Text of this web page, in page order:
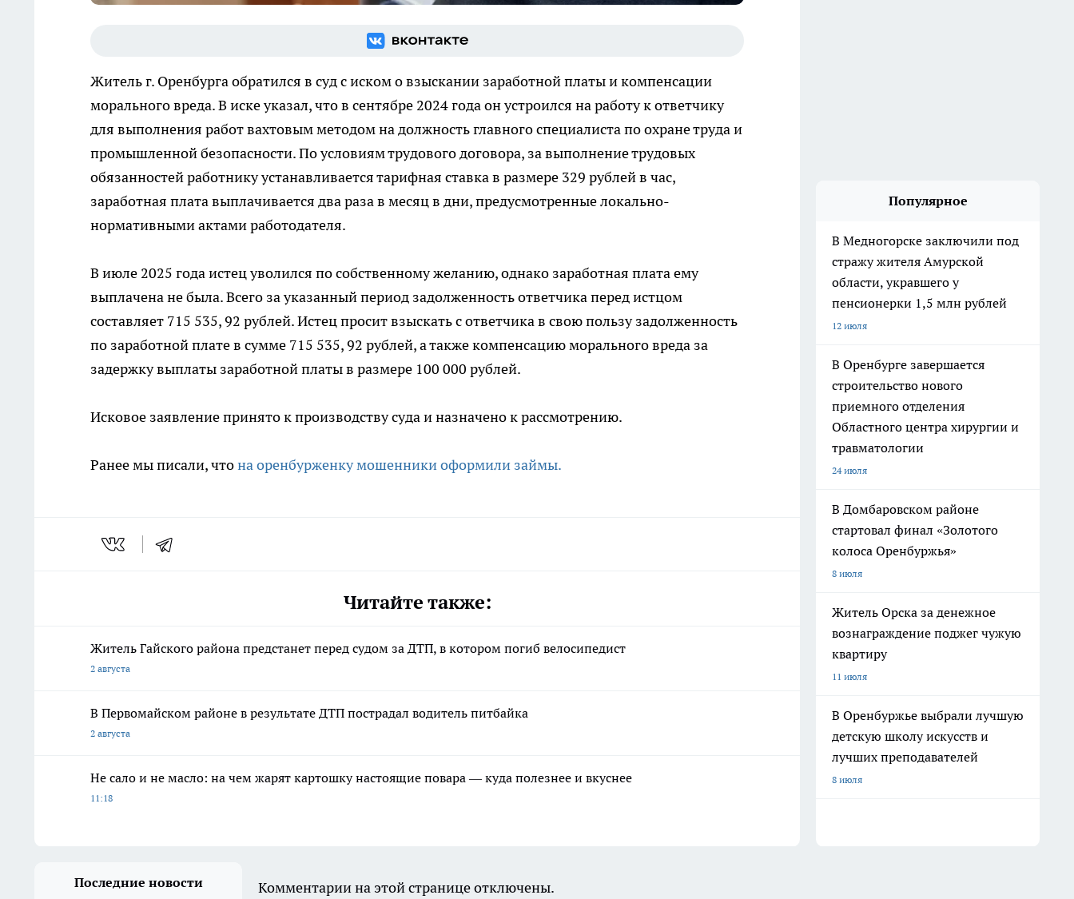
Житель г. Оренбурга обратился в суд с иском о взыскании заработной платы и компенсации
морального вреда. В иске указал, что в сентябре 2024 года он устроился на работу к ответчику
для выполнения работ вахтовым методом на должность главного специалиста по охране труда и
промышленной безопасности. По условиям трудового договора, за выполнение трудовых
обязанностей работнику устанавливается тарифная ставка в размере 329 рублей в час,
заработная плата выплачивается два раза в месяц в дни, предусмотренные локально-
нормативными актами работодателя.
В июле 2025 года истец уволился по собственному желанию, однако заработная плата ему
выплачена не была. Всего за указанный период задолженность ответчика перед истцом
составляет 715 535, 92 рублей. Истец просит взыскать с ответчика в свою пользу задолженность
по заработной плате в сумме 715 535, 92 рублей, а также компенсацию морального вреда за
задержку выплаты заработной платы в размере 100 000 рублей.
Исковое заявление принято к производству суда и назначено к рассмотрению.
Ранее мы писали, чтона оренбурженку мошенники оформили займы.
Читайте также:
Житель Гайского района предстанет перед судом за ДТП, в котором погиб велосипедист
2 августа
В Первомайском районе в результате ДТП пострадал водитель питбайка
2 августа
Не сало и не масло: на чем жарят картошку настоящие повара — куда полезнее и вкуснее
11:18
Популярное
В Медногорске заключили под
стражу жителя Амурской
области, укравшего у
пенсионерки 1,5 млн рублей
12 июля
В Оренбурге завершается
строительство нового
приемного отделения
Областного центра хирургии и
травматологии
24 июля
В Домбаровском районе
стартовал финал «Золотого
колоса Оренбуржья»
8 июля
Житель Орска за денежное
вознаграждение поджег чужую
квартиру
11 июля
В Оренбуржье выбрали лучшую
детскую школу искусств и
лучших преподавателей
8 июля
Последние новости Комментарии на этой странице отключены.